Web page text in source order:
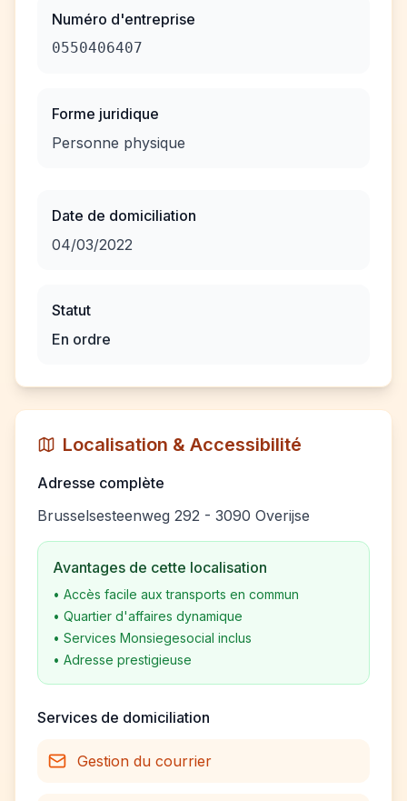
Numéro d'entreprise
0550406407
Forme juridique
Personne physique
Date de domiciliation
04/03/2022
Statut
En ordre
Localisation & Accessibilité
Adresse complète
Brusselsesteenweg 292 - 3090 Overijse
Avantages de cette localisation
• Accès facile aux transports en commun
• Quartier d'affaires dynamique
• Services Monsiegesocial inclus
• Adresse prestigieuse
Services de domiciliation
Gestion du courrier